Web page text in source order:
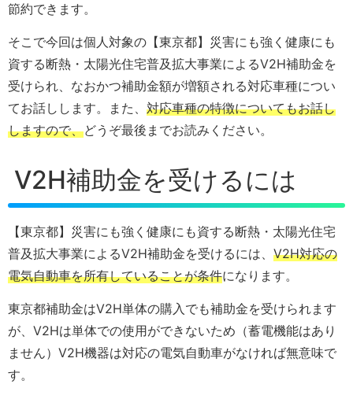
節約できます。
そこで今回は個人対象の【東京都】災害にも強く健康にも
資する断熱・太陽光住宅普及拡大事業によるV2H補助金を
受けられ、なおかつ補助金額が増額される対応車種につい
てお話しします。また、 対応車種の特徴についてもお話し
しますので、どうぞ最後までお読みください。
V2H補助金を受けるには
【東京都】災害にも強く健康にも資する断熱・太陽光住宅
普及拡大事業によるV2H補助金を受けるには、 V2H対応の
電気自動車を所有していることが条件になります。
東京都補助金はV2H単体の購入でも補助金を受けられます
が、V2Hは単体での使用ができないため（蓄電機能はあり
ません）V2H機器は対応の電気自動車がなければ無意味で
す。